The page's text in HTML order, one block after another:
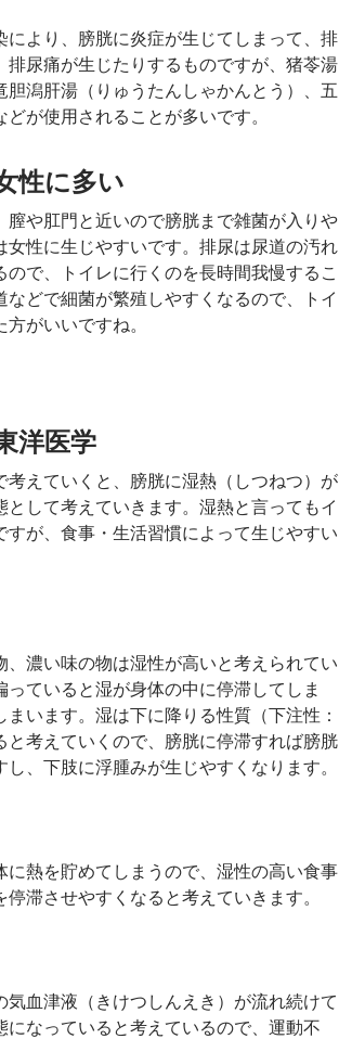
より、膀胱に炎症が生じてしまって、排
排尿痛が生じたりするものですが、猪苓湯
胆潟肝湯（りゅうたんしゃかんとう）、五
が使用されることが多いです。
性に多い
や肛門と近いので膀胱まで雑菌が入りや
女性に生じやすいです。排尿は尿道の汚れ
ので、トイレに行くのを長時間我慢するこ
などで細菌が繁殖しやすくなるので、トイ
がいいですね。
洋医学
えていくと、膀胱に湿熱（しつねつ）が
として考えていきます。湿熱と言ってもイ
すが、食事・生活習慣によって生じやすい
濃い味の物は湿性が高いと考えられてい
っていると湿が身体の中に停滞してしま
います。湿は下に降りる性質（下注性：
と考えていくので、膀胱に停滞すれば膀胱
、下肢に浮腫みが生じやすくなります。
熱を貯めてしまうので、湿性の高い食事
滞させやすくなると考えていきます。
血津液（きけつしんえき）が流れ続けて
になっていると考えているので、運動不